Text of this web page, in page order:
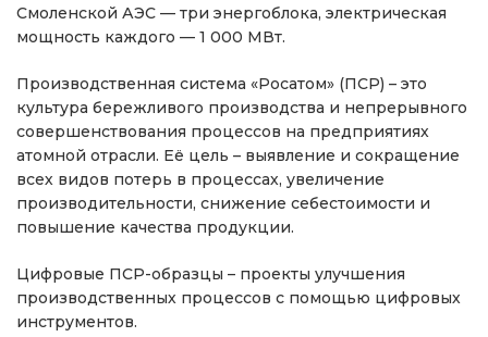
Смоленской АЭС — три энергоблока, электрическая
мощность каждого — 1 000 МВт.
Производственная система «Росатом» (ПСР) – это
культура бережливого производства и непрерывного
совершенствования процессов на предприятиях
атомной отрасли. Её цель – выявление и сокращение
всех видов потерь в процессах, увеличение
производительности, снижение себестоимости и
повышение качества продукции.
Цифровые ПСР-образцы – проекты улучшения
производственных процессов с помощью цифровых
инструментов.